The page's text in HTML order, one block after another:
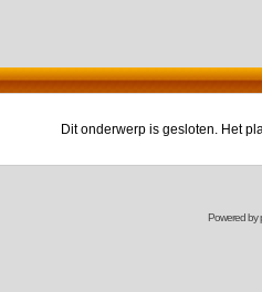
Dit onderwerp is gesloten. Het
Powered by